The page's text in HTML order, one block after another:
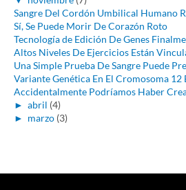
Sangre Del Cordón Umbilical Humano
Sí, Se Puede Morir De Corazón Roto
Tecnología de Edición De Genes
Altos Niveles De Ejercicios Están
Una Simple Prueba De Sangre Puede
Variante Genética En El Cromosoma 12
Accidentalmente Podríamos Haber
► abril (4)
► marzo (3)